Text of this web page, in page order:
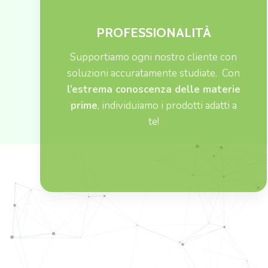
PROFESSIONALITÀ
Supportiamo ogni nostro cliente con
soluzioni accuratamente studiate. Con
l’estrema conoscenza delle materie
prime, individuiamo i prodotti adatti a
te!